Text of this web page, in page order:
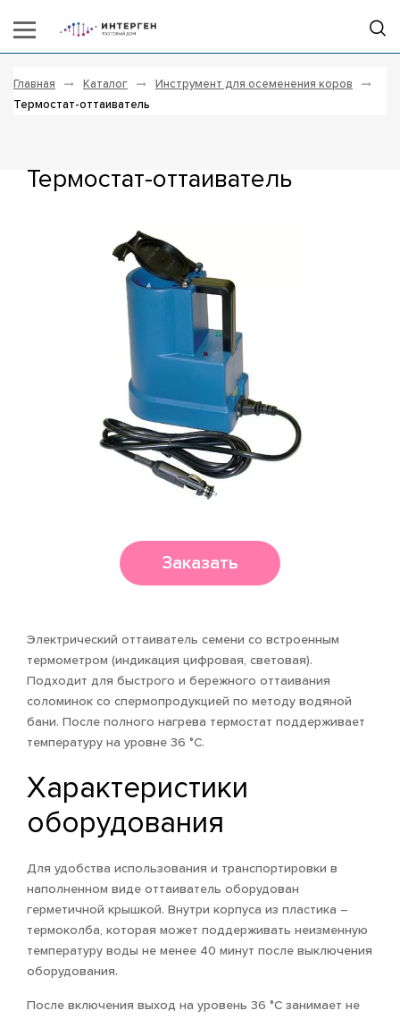
Главная Каталог
Инструмент для осеменения коров
Термостат-оттаиватель
Термостат-оттаиватель
Заказать
Электрический оттаиватель семени со встроенным
термометром (индикация цифровая, световая).
Подходит для быстрого и бережного оттаивания
соломинок со спермопродукцией по методу водяной
бани. После полного нагрева термостат поддерживает
температуру на уровне 36 °С.
Характеристики
оборудования
Для удобства использования и транспортировки в
наполненном виде оттаиватель оборудован
герметичной крышкой. Внутри корпуса из пластика –
термоколба, которая может поддерживать неизменную
температуру воды не менее 40 минут после выключения
оборудования.
После включения выход на уровень 36 °С занимает не